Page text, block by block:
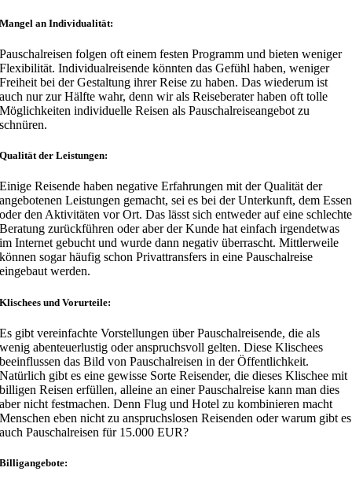
Mangel an Individualität:
Pauschalreisen folgen oft einem festen Programm und bieten weniger
Flexibilität. Individualreisende könnten das Gefühl haben, weniger
Freiheit bei der Gestaltung ihrer Reise zu haben. Das wiederum ist
auch nur zur Hälfte wahr, denn wir als Reiseberater haben oft tolle
Möglichkeiten individuelle Reisen als Pauschalreiseangebot zu
schnüren.
Qualität der Leistungen:
Einige Reisende haben negative Erfahrungen mit der Qualität der
angebotenen Leistungen gemacht, sei es bei der Unterkunft, dem Essen
oder den Aktivitäten vor Ort. Das lässt sich entweder auf eine schlechte
Beratung zurückführen oder aber der Kunde hat einfach irgendetwas
im Internet gebucht und wurde dann negativ überrascht. Mittlerweile
können sogar häufig schon Privattransfers in eine Pauschalreise
eingebaut werden.
Klischees und Vorurteile:
Es gibt vereinfachte Vorstellungen über Pauschalreisende, die als
wenig abenteuerlustig oder anspruchsvoll gelten. Diese Klischees
beeinflussen das Bild von Pauschalreisen in der Öffentlichkeit.
Natürlich gibt es eine gewisse Sorte Reisender, die dieses Klischee mit
billigen Reisen erfüllen, alleine an einer Pauschalreise kann man dies
aber nicht festmachen. Denn Flug und Hotel zu kombinieren macht
Menschen eben nicht zu anspruchslosen Reisenden oder warum gibt es
auch Pauschalreisen für 15.000 EUR?
Billigangebote: